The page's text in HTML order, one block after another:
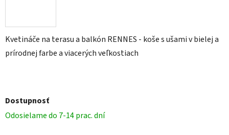
Kvetináče na terasu a balkón RENNES - koše s ušami v bielej a
prírodnej farbe a viacerých veľkostiach
Dostupnosť
Odosielame do 7-14 prac. dní